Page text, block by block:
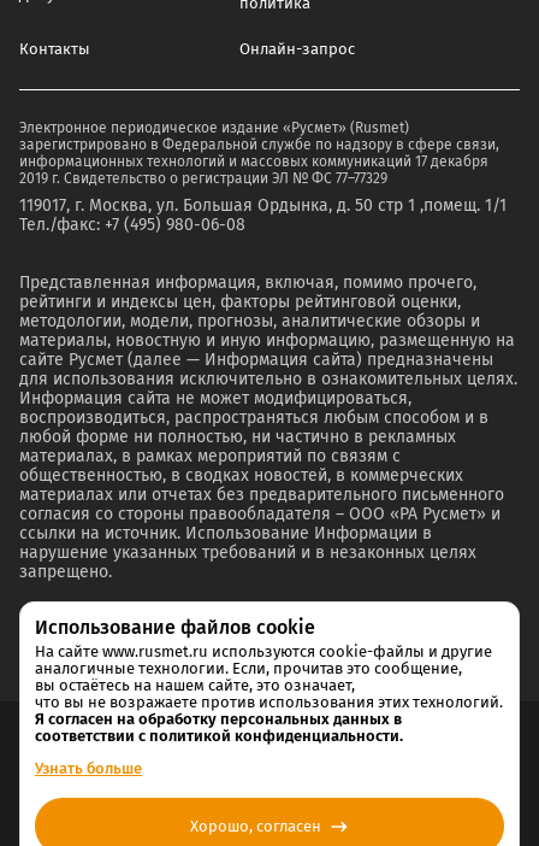
Контакты Онлайн-запрос
Электронное периодическое издание «Русмет» (Rusmet)
зарегистрировано в Федеральной службе по надзору в сфере связи,
информационных технологий и массовых коммуникаций 17 декабря
2019 г. Свидетельство о регистрации ЭЛ № ФС 77–77329
119017, г. Москва, ул. Большая Ордынка, д. 50 стр 1 ,помещ. 1/1
Тел./факс: +7 (495) 980-06-08
Представленная информация, включая, помимо прочего,
рейтинги и индексы цен, факторы рейтинговой оценки,
методологии, модели, прогнозы, аналитические обзоры и
материалы, новостную и иную информацию, размещенную на
сайте Русмет (далее — Информация сайта) предназначены
для использования исключительно в ознакомительных целях.
Информация сайта не может модифицироваться,
воспроизводиться, распространяться любым способом и в
любой форме ни полностью, ни частично в рекламных
материалах, в рамках мероприятий по связям с
общественностью, в сводках новостей, в коммерческих
материалах или отчетах без предварительного письменного
согласия со стороны правообладателя – ООО «РА Русмет» и
ссылки на источник. Использование Информации в
нарушение указанных требований и в незаконных целях
запрещено.
Согласие на обработку и хранение персональных данных
Политика конфиденциальности
Использование файлов cookie
На сайте www.rusmet.ru используются cookie-файлы и другие
аналогичные технологии. Если, прочитав это сообщение,
вы остаётесь на нашем сайте, это означает,
что вы не возражаете против использования этих технологий.
Я согласен на обработку персональных данных в
соответствии с политикой конфиденциальности.
Узнать больше
Хорошо, согласен